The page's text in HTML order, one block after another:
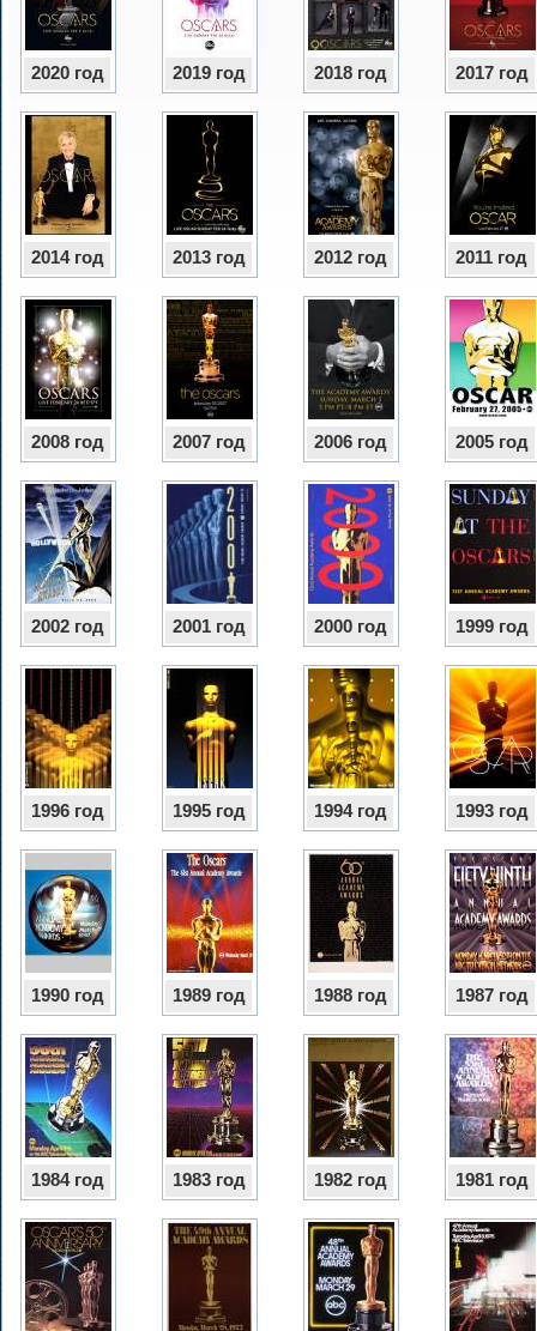
2020 год 2019 год 2018 год 2017 год
2014 год 2013 год 2012 год 2011 год
2008 год 2007 год 2006 год 2005 год
2002 год 2001 год 2000 год 1999 год
1996 год 1995 год 1994 год 1993 год
1990 год 1989 год 1988 год 1987 год
1984 год 1983 год 1982 год 1981 год